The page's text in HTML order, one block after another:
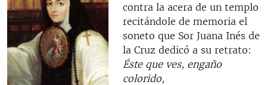
contra la acera de un templo
recitándole de memoria el
soneto que Sor Juana Inés de
la Cruz dedicó a su retrato:
Éste que ves, engaño
colorido,